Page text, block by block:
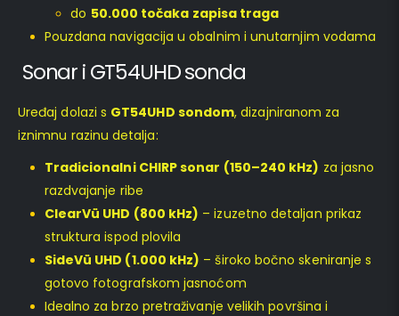
do 50.000 točaka zapisa traga
Pouzdana navigacija u obalnim i unutarnjim vodama
Sonar i GT54UHD sonda
Uređaj dolazi s GT54UHD sondom, dizajniranom za
iznimnu razinu detalja:
Tradicionalni CHIRP sonar (150–240 kHz) za jasno
razdvajanje ribe
ClearVü UHD (800 kHz) – izuzetno detaljan prikaz
struktura ispod plovila
SideVü UHD (1.000 kHz) – široko bočno skeniranje s
gotovo fotografskom jasnoćom
Idealno za brzo pretraživanje velikih površina i